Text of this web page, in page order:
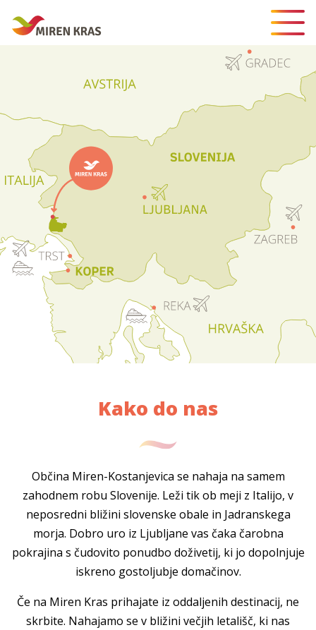
Kako do nas
Občina Miren-Kostanjevica se nahaja na samem
zahodnem robu Slovenije. Leži tik ob meji z Italijo, v
neposredni bližini slovenske obale in Jadranskega
morja. Dobro uro iz Ljubljane vas čaka čarobna
pokrajina s čudovito ponudbo doživetij, ki jo dopolnjuje
iskreno gostoljubje domačinov.
Če na Miren Kras prihajate iz oddaljenih destinacij, ne
skrbite. Nahajamo se v bližini večjih letališč, ki nas